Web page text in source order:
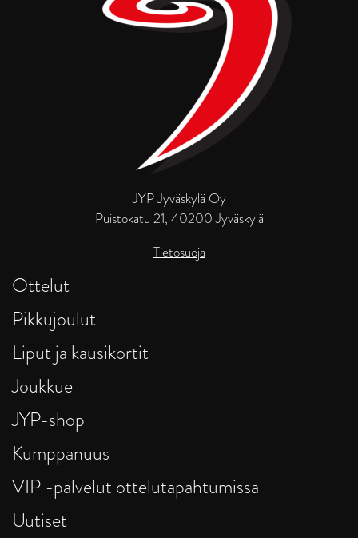
JYP Jyväskylä Oy
Puistokatu 21, 40200 Jyväskylä
Tietosuoja
Ottelut
Pikkujoulut
Liput ja kausikortit
Joukkue
JYP-shop
Kumppanuus
VIP -palvelut ottelutapahtumissa
Uutiset